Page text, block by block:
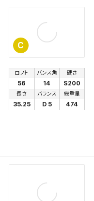
C
ロフト
56
バンス角
14
硬さ
S200
長さ
35.25
バランス
D 5
総重量
474